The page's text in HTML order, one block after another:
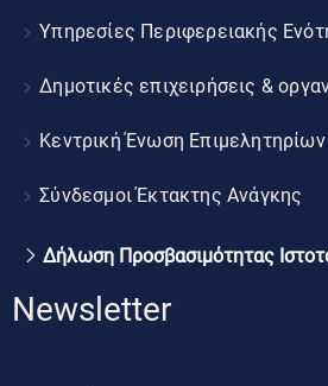
Υπηρεσίες Περιφερειακής
Δημοτικές επιχειρήσεις &
Κεντρική Ένωση Επιμελητηρίων
Σύνδεσμοι Έκτακτης Ανάγκης
Δήλωση Προσβασιμότητας
Newsletter